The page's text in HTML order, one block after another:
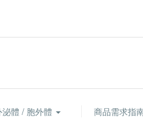
泌體 / 胞外體 商品需求指